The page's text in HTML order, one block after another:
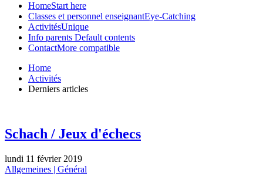
HomeStart here
Classes et personnel enseignantEye-Catching
ActivitésUnique
Info parents Default contents
ContactMore compatible
Home
Activités
Derniers articles
Schach / Jeux d'échecs
lundi 11 février 2019
Allgemeines | Général